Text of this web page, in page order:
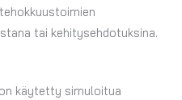
tai kehitysehdotuksina.
käytetty simuloitua